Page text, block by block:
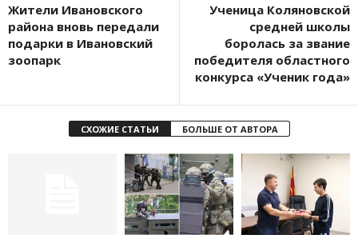
Жители Ивановского
района вновь передали
подарки в Ивановский
зоопарк
Ученица Коляновской
средней школы
боролась за звание
победителя областного
конкурса «Ученик года»
СХОЖИЕ СТАТЬИ БОЛЬШЕ ОТ АВТОРА